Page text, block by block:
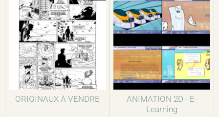
ORIGINAUX À VENDRE
ANIMATION 2D - E-
Learning